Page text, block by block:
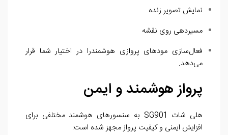
نمایش تصویر زنده
مسیردهی روی نقشه
فعال‌سازی مودهای پروازی هوشمندرا در اختیار شما قرار
می‌دهد.
پرواز هوشمند و ایمن
هلی شات SG901 به سنسورهای هوشمند مختلفی برای
افزایش ایمنی و کیفیت پرواز مجهز شده است: